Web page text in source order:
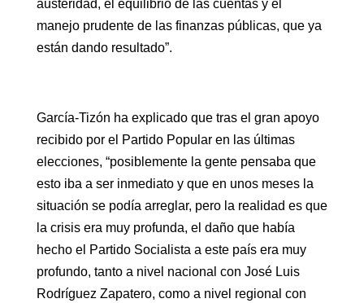
austeridad, el equilibrio de las cuentas y el
manejo prudente de las finanzas públicas, que ya
están dando resultado”.
García-Tizón ha explicado que tras el gran apoyo
recibido por el Partido Popular en las últimas
elecciones, “posiblemente la gente pensaba que
esto iba a ser inmediato y que en unos meses la
situación se podía arreglar, pero la realidad es que
la crisis era muy profunda, el daño que había
hecho el Partido Socialista a este país era muy
profundo, tanto a nivel nacional con José Luis
Rodríguez Zapatero, como a nivel regional con